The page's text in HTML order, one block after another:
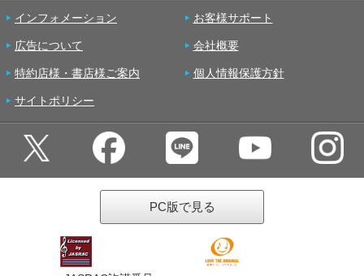
インフォメーション お客様サポート
広告について 会社概要
特約店様・書店様ご案内 個人情報保護方針
サイトポリシー
PC版で見る